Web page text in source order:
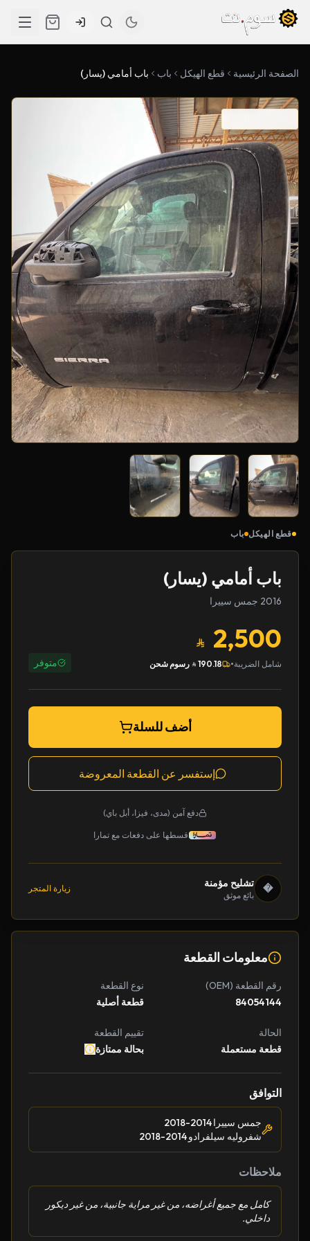
الصفحة الرئيسية قطع الهيكل باب باب أمامي (يسار)
قطع الهيكل باب
باب أمامي (يسار)
2016 جمس سييرا
2,500
شامل الضريبة•
190.18 رسوم شحن متوفر
أضف للسلة
إستفسر عن القطعة المعروضة
دفع آمن (مدى، فيزا، أبل باي)
قسطها على دفعات مع تمارا
� تشليح مؤمنة
بائع موثق
زيارة المتجر
معلومات القطعة
رقم القطعة (OEM)
84054144
نوع القطعة
قطعة أصلية
الحالة
قطعة مستعملة
تقييم القطعة
بحالة ممتازة
التوافق
جمس سييرا 2014-2018
شفروليه سيلفرادو 2014-2018
ملاحظات
كامل مع جميع أغراضه، من غير مراية جانبية، من غير ديكور
داخلي.